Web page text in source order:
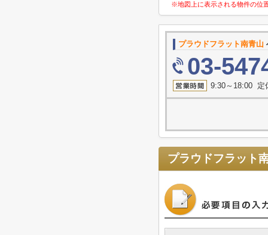
※地図上に表示される物件の位
プラウドフラット南青山
03-
9:30～18:00 定
プラウドフラット